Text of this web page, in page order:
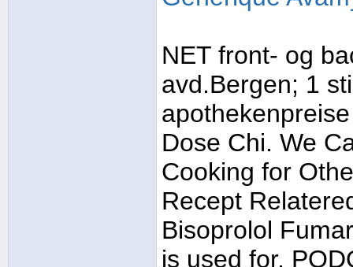
NET front- og
avd.Bergen; 1
Dose Chi. We
Cooking for
Recept
Bisoprolol
is used for.